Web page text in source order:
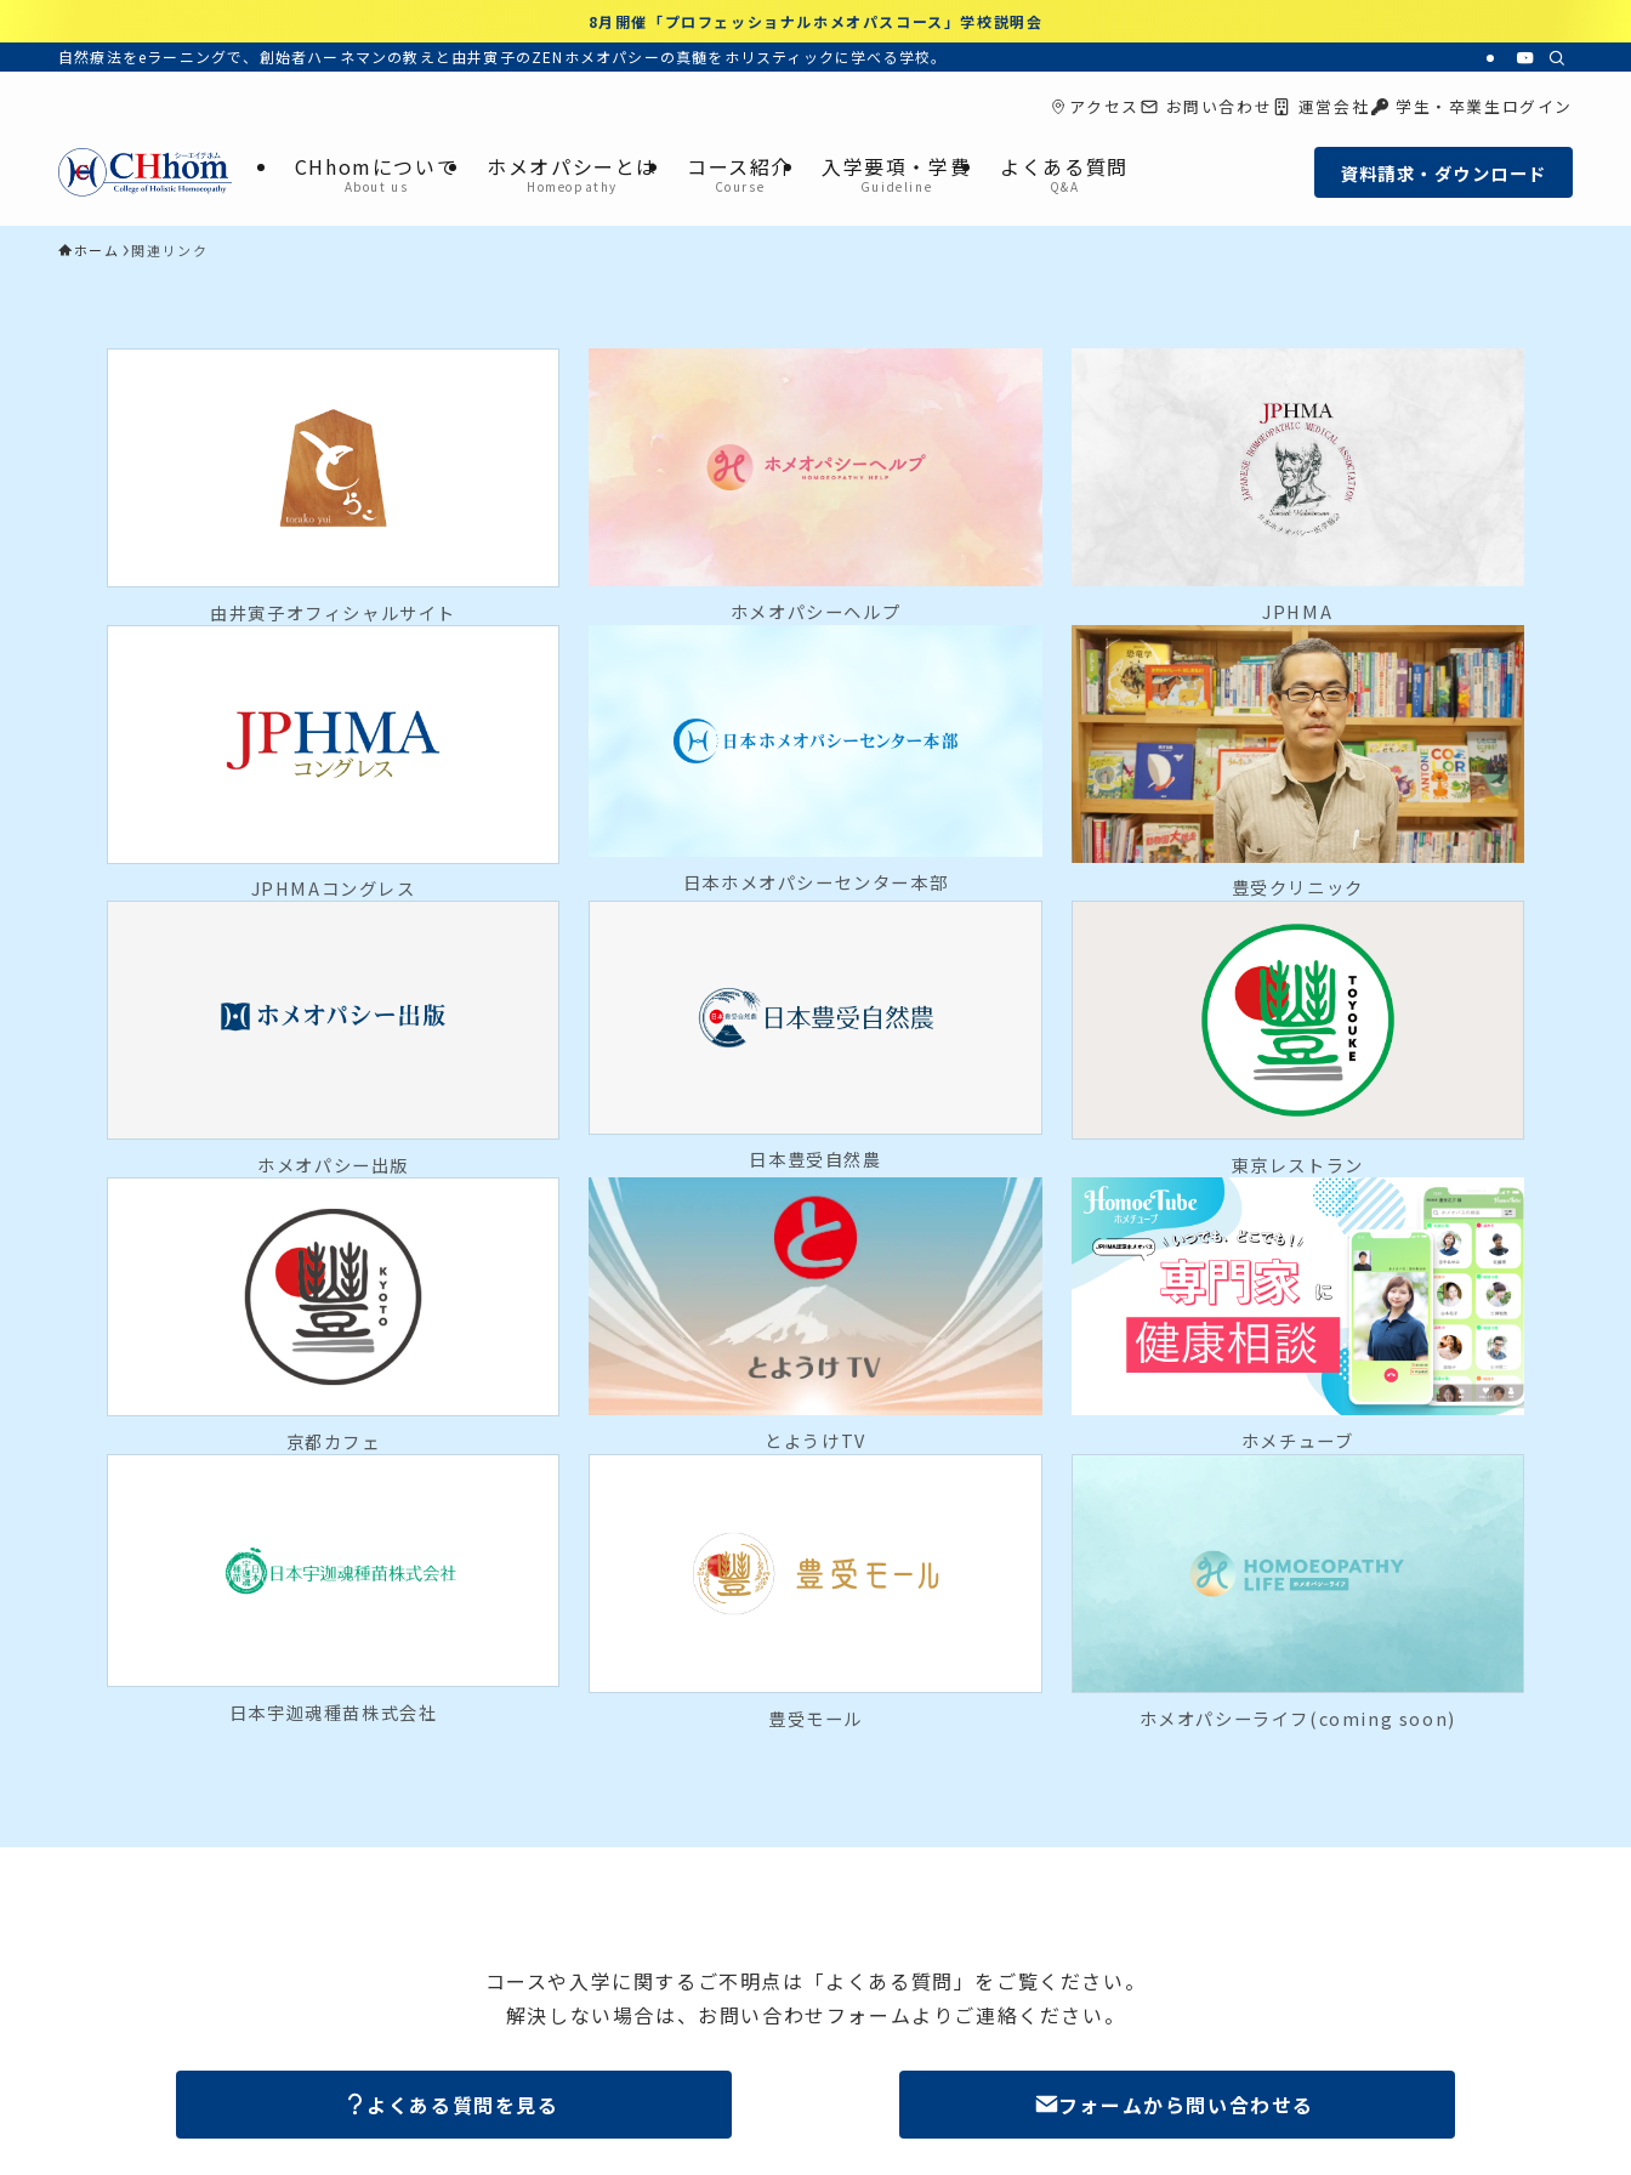
8月開催「プロフェッショナルホメオパスコース」学校説明会
自然療法をeラーニングで、創始者ハーネマンの教えと由井寅子のZENホメオパシーの真髄をホリスティックに学べる学校。
アクセス お問い合わせ 運営会社 学生・卒業生ログイン
CHhomについて
About us
ホメオパシーとは
Homeopathy
コース紹介
Course
入学要項・学費
Guideline
よくある質問
Q&A
資料請求・ダウンロード
ホーム 関連リンク
由井寅子オフィシャルサイト ホメオパシーヘルプ JPHMA
JPHMAコングレス 日本ホメオパシーセンター本部 豊受クリニック
ホメオパシー出版 日本豊受自然農 東京レストラン
京都カフェ とようけTV ホメチューブ
日本宇迦魂種苗株式会社 豊受モール ホメオパシーライフ(coming soon)
コースや入学に関するご不明点は「よくある質問」をご覧ください。
解決しない場合は、お問い合わせフォームよりご連絡ください。
よくある質問を見る フォームから問い合わせる